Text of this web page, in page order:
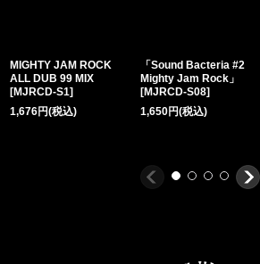
MIGHTY JAM ROCK
ALL DUB 99 MIX
[MJRCD-S1]
1,676円(税込)
「Sound Bacteria #2
Mighty Jam Rock」
[MJRCD-S08]
1,650円(税込)